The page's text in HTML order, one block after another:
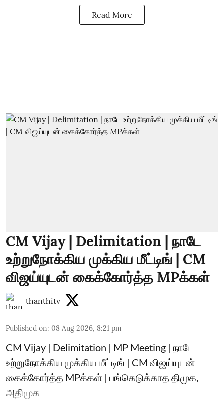
Read More
CM Vijay | Delimitation | நாடே
உற்றுநோக்கிய முக்கிய மீட்டிங் | CM
விஜய்யுடன் கைக்கோர்த்த MPக்கள்
thanthitv
Published on: 08 Aug 2026, 8:21 pm
CM Vijay | Delimitation | MP Meeting | நாடே
உற்றுநோக்கிய முக்கிய மீட்டிங் | CM விஜய்யுடன்
கைக்கோர்த்த MPக்கள் | பங்கெடுக்காத திமுக,
அதிமுக